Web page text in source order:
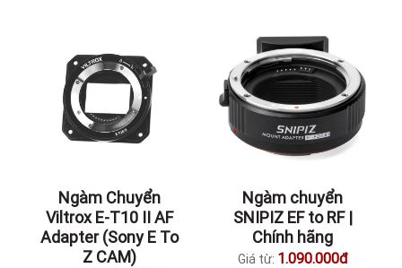
Ngàm Chuyển
Viltrox E-T10 II AF
Adapter (Sony E To
Z CAM)
Ngàm chuyển
SNIPIZ EF to RF |
Chính hãng
Giá từ: 1.090.000đ